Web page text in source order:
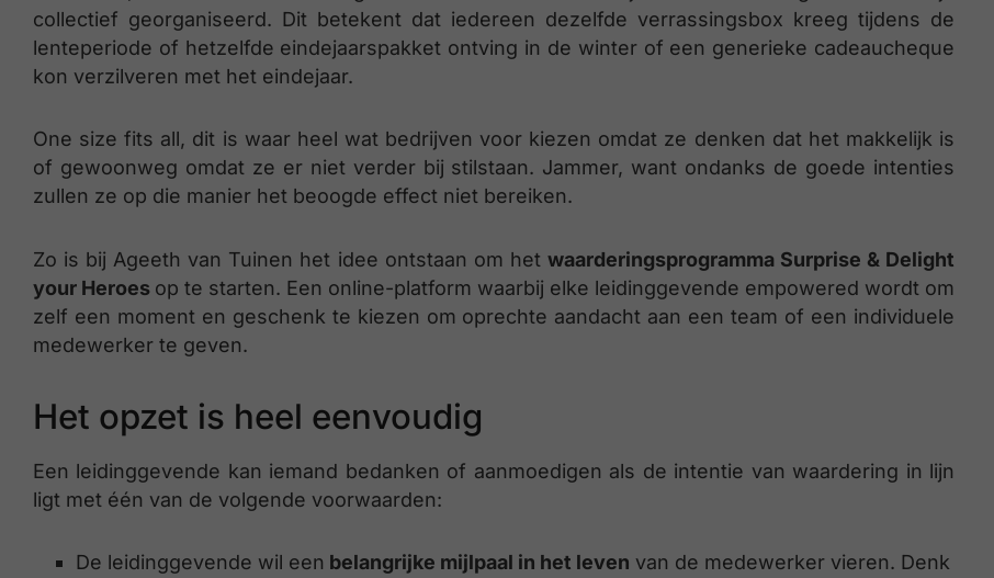
collectief georganiseerd. Dit betekent dat iedereen dezelfde verrassingsbox kreeg tijdens de
lenteperiode of hetzelfde eindejaarspakket ontving in de winter of een generieke cadeaucheque
kon verzilveren met het eindejaar.
One size fits all, dit is waar heel wat bedrijven voor kiezen omdat ze denken dat het makkelijk is
of gewoonweg omdat ze er niet verder bij stilstaan. Jammer, want ondanks de goede intenties
zullen ze op die manier het beoogde effect niet bereiken.
Zo is bij Ageeth van Tuinen het idee ontstaan om het waarderingsprogramma Surprise & Delight
your Heroes op te starten. Een online-platform waarbij elke leidinggevende empowered wordt om
zelf een moment en geschenk te kiezen om oprechte aandacht aan een team of een individuele
medewerker te geven.
Het opzet is heel eenvoudig
Een leidinggevende kan iemand bedanken of aanmoedigen als de intentie van waardering in lijn
ligt met één van de volgende voorwaarden:
De leidinggevende wil een belangrijke mijlpaal in het leven van de medewerker vieren. Denk